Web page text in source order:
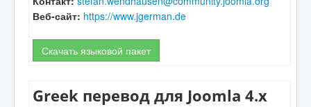
Веб-сайт: https://www.jgerman.de
Скачать языковой пакет
Greek перевод для Joomla 4.x